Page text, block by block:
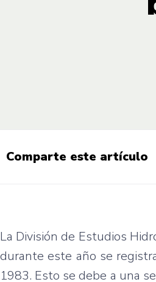
Comparte este artículo
La División de Estudios
durante este año se
1983. Esto se debe a una